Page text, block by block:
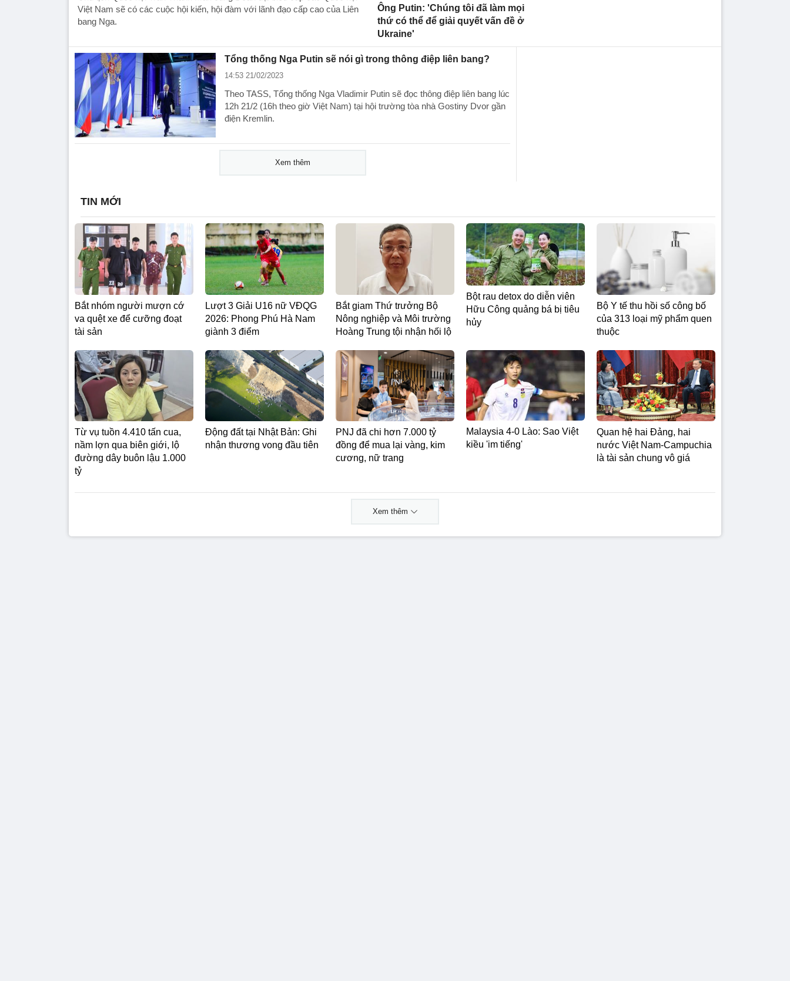
Việt Nam sẽ có các cuộc hội kiến, hội đàm với lãnh đạo cấp cao của Liên
bang Nga.
Ông Putin: 'Chúng tôi đã làm mọi
thứ có thể để giải quyết vấn đề ở
Ukraine'
Tổng thống Nga Putin sẽ nói gì trong thông điệp liên bang?
14:53 21/02/2023
Theo TASS, Tổng thống Nga Vladimir Putin sẽ đọc thông điệp liên bang lúc
12h 21/2 (16h theo giờ Việt Nam) tại hội trường tòa nhà Gostiny Dvor gần
điện Kremlin.
Xem thêm
TIN MỚI
Bắt nhóm người mượn cớ
va quệt xe để cưỡng đoạt
tài sản
Lượt 3 Giải U16 nữ VĐQG
2026: Phong Phú Hà Nam
giành 3 điểm
Bắt giam Thứ trưởng Bộ
Nông nghiệp và Môi trường
Hoàng Trung tội nhận hối lộ
Bột rau detox do diễn viên
Hữu Công quảng bá bị tiêu
hủy
Bộ Y tế thu hồi số công bố
của 313 loại mỹ phẩm quen
thuộc
Từ vụ tuồn 4.410 tấn cua,
nầm lợn qua biên giới, lộ
đường dây buôn lậu 1.000
tỷ
Động đất tại Nhật Bản: Ghi
nhận thương vong đầu tiên
PNJ đã chi hơn 7.000 tỷ
đồng để mua lại vàng, kim
cương, nữ trang
Malaysia 4-0 Lào: Sao Việt
kiều 'im tiếng'
Quan hệ hai Đảng, hai
nước Việt Nam-Campuchia
là tài sản chung vô giá ​
Xem thêm